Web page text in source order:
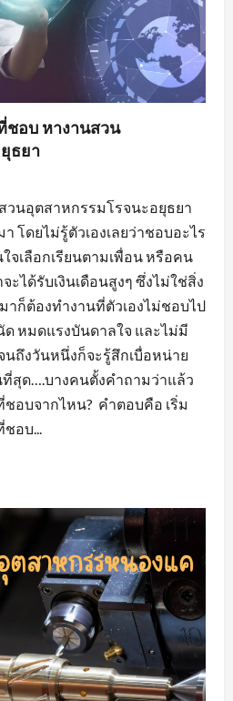
อบ หางานสวน
ธยา
วนอุตสาหกรรมโรจนะอยุธยา
โดยไม่รู้ตัวเองเลยว่าชอบอะไร
จเลือกเรียนตามเพื่อน หรือคน
ะได้รับเงินเดือนสูงๆ ซึ่งไม่ใช่สิ่ง
าก็ต้องทำงานที่ตัวเองไม่ชอบไป
หมดแรงบันดาลใจ และไม่มี
ถึงวันหนึ่งก็จะรู้สึกเบื่อหน่าย
สุด….บางคนตั้งคำถามว่าแล้ว
อบจากไหน? คำตอบคือ เริ่ม
อบ...